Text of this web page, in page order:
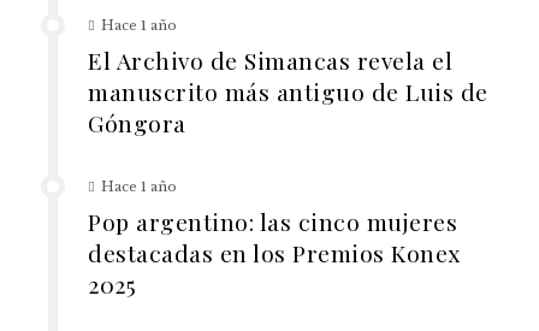
Hace 1 año
El Archivo de Simancas revela el
manuscrito más antiguo de Luis de
Góngora
Hace 1 año
Pop argentino: las cinco mujeres
destacadas en los Premios Konex
2025